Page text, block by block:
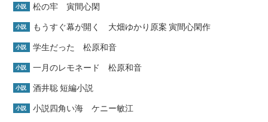
小説 松の牢 寅間心閑
小説 もうすぐ幕が開く 大畑ゆかり原案 寅間心閑作
小説 学生だった 松原和音
小説 一月のレモネード 松原和音
小説 酒井聡 短編小説
小説 小説四角い海 ケニー敏江